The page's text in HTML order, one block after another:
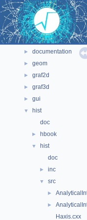
▼ Files
▼ File List
► bindings
► core
► documentation
► geom
► graf2d
► graf3d
► gui
▼
hist
doc
► hbook
▼
hist
doc
► inc
▼ src
►
►
Haxis.cxx